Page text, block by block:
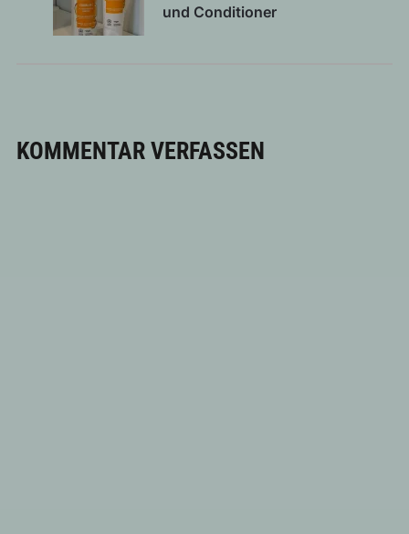
und Conditioner
KOMMENTAR VERFASSEN